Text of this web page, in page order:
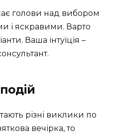
голови над вибором
і яскравими. Варто
Ваша інтуїція –
різні виклики по
вечірка, то